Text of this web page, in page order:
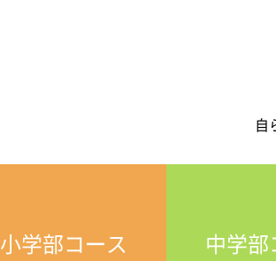
自
小学部コース 中学